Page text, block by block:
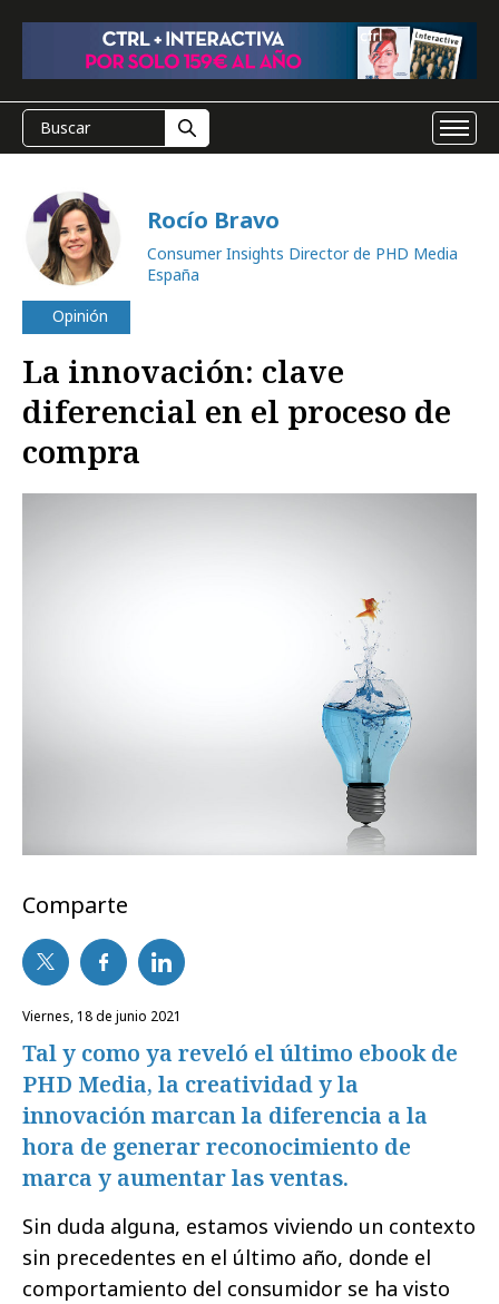
Rocío Bravo
Consumer Insights Director de PHD Media
España
Opinión
La innovación: clave
diferencial en el proceso de
compra
Comparte
viernes, 18 de junio 2021
Tal y como ya reveló el último ebook de
PHD Media, la creatividad y la
innovación marcan la diferencia a la
hora de generar reconocimiento de
marca y aumentar las ventas.
Sin duda alguna, estamos viviendo un contexto
sin precedentes en el último año, donde el
comportamiento del consumidor se ha visto